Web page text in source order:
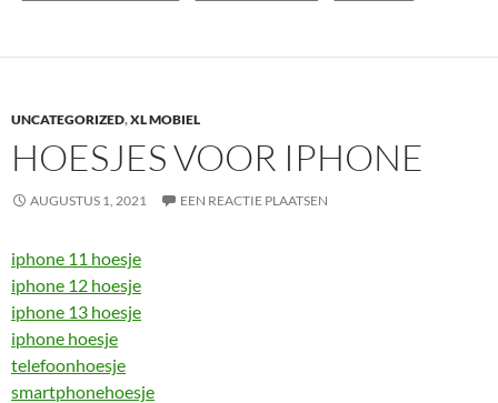
UNCATEGORIZED,XL MOBIEL
HOESJES VOOR IPHONE
AUGUSTUS 1, 2021 EEN REACTIE PLAATSEN
iphone 11 hoesje
iphone 12 hoesje
iphone 13 hoesje
iphone hoesje
telefoonhoesje
smartphonehoesje